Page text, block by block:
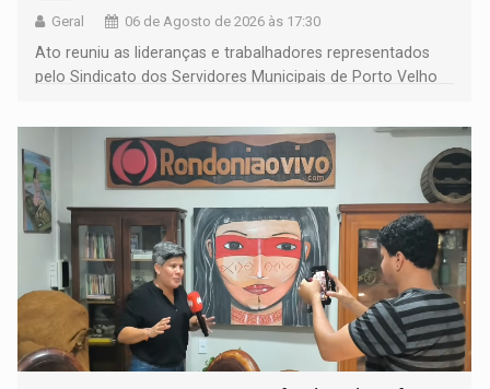
Geral 06 de Agosto de 2026 às 17:30
Ato reuniu as lideranças e trabalhadores representados
pelo Sindicato dos Servidores Municipais de Porto Velho